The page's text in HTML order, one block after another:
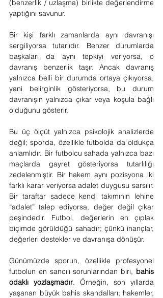
(benzerlik / uzlaşma) birlikte değerlendirme
yaptığını savunur.
Bir kişi farklı zamanlarda aynı davranışı
sergiliyorsa tutarlıdır. Benzer durumlarda
başkaları da aynı tepkiyi veriyorsa, o
davranış benzerlik taşır. Ancak davranış
yalnızca belli bir durumda ortaya çıkıyorsa,
yani belirginlik gösteriyorsa, bu durum
davranışın yalnızca çıkar veya koşula bağlı
olduğunu gösterir.
Bu üç ölçüt yalnızca psikolojik analizlerde
değil; sporda, özellikle futbolda da oldukça
anlamlıdır. Bir futbolcu sahada yalnızca bazı
maçlarda gayret gösteriyorsa tutarlılığı
zedelenmiştir. Bir hakem aynı pozisyona iki
farklı karar veriyorsa adalet duygusu sarsılır.
Bir taraftar sadece kendi takımının lehine
“adalet” talep ediyorsa, değer değil çıkar
peşindedir. Futbol, değerlerin en çıplak
biçimde görüldüğü sahadır; çünkü inançlar,
değerleri destekler ve davranışa dönüşür.
Günümüzde sporun, özellikle profesyonel
futbolun en sancılı sorunlarından biri, bahis
odaklı yozlaşmadır. Örneğin, son yıllarda
yaşanan büyük bahis skandalları; hakemler,